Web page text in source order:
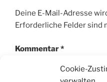
Cookie-
Deine E-Mail-Adresse
Erforderliche Felder sind
Kommentar*